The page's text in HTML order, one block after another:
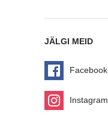
JÄLGI MEID
Facebook
Instagram